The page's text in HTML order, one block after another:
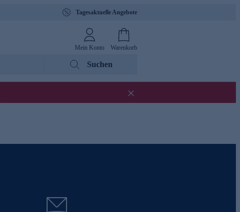
Tagesaktuelle Angebote
Mein Konto Warenkorb
Suchen